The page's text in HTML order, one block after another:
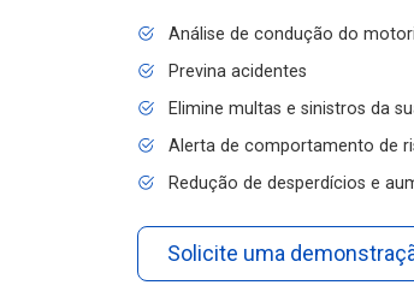
Análise de condução do
Previna acidentes
Elimine multas e sinistros da
Alerta de comportamento de
Redução de desperdícios e
Solicite uma